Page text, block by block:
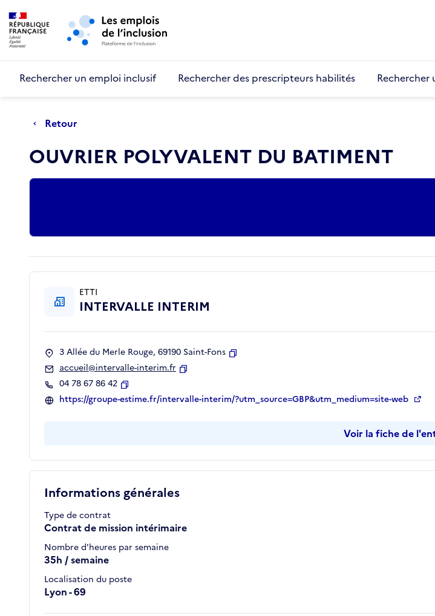
Aller au menu principal
Rechercher un emploi inclusif Rechercher des prescripteurs habilités Rechercher
Retour
OUVRIER POLYVALENT DU BATIMENT
Informations générales
Type de contrat
Contrat de mission intérimaire
Nombre d'heures par semaine
35h / semaine
Localisation du poste
Lyon - 69
ETTI
INTERVALLE INTERIM
3 Allée du Merle Rouge, 69190 Saint-Fons
accueil@intervalle-interim.fr
04 78 67 86 42
Copier
https://groupe-estime.fr/intervalle-interim/?utm_source=GBP&utm_medium=site-web
Voir la fiche de